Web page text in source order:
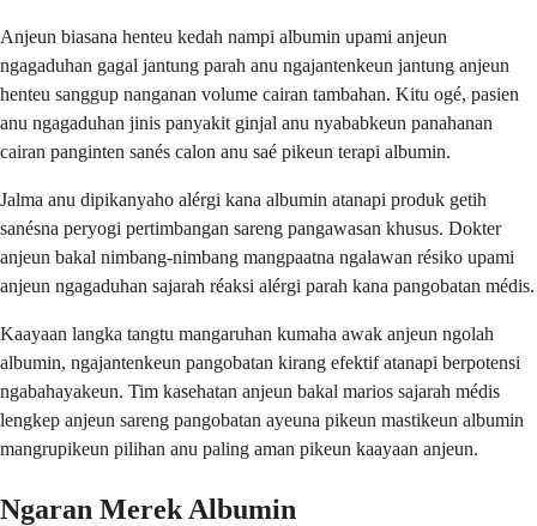
Anjeun biasana henteu kedah nampi albumin upami anjeun
ngagaduhan gagal jantung parah anu ngajantenkeun jantung anjeun
henteu sanggup nanganan volume cairan tambahan. Kitu ogé, pasien
anu ngagaduhan jinis panyakit ginjal anu nyababkeun panahanan
cairan panginten sanés calon anu saé pikeun terapi albumin.
Jalma anu dipikanyaho alérgi kana albumin atanapi produk getih
sanésna peryogi pertimbangan sareng pangawasan khusus. Dokter
anjeun bakal nimbang-nimbang mangpaatna ngalawan résiko upami
anjeun ngagaduhan sajarah réaksi alérgi parah kana pangobatan médis.
Kaayaan langka tangtu mangaruhan kumaha awak anjeun ngolah
albumin, ngajantenkeun pangobatan kirang efektif atanapi berpotensi
ngabahayakeun. Tim kasehatan anjeun bakal marios sajarah médis
lengkep anjeun sareng pangobatan ayeuna pikeun mastikeun albumin
mangrupikeun pilihan anu paling aman pikeun kaayaan anjeun.
Ngaran Merek Albumin